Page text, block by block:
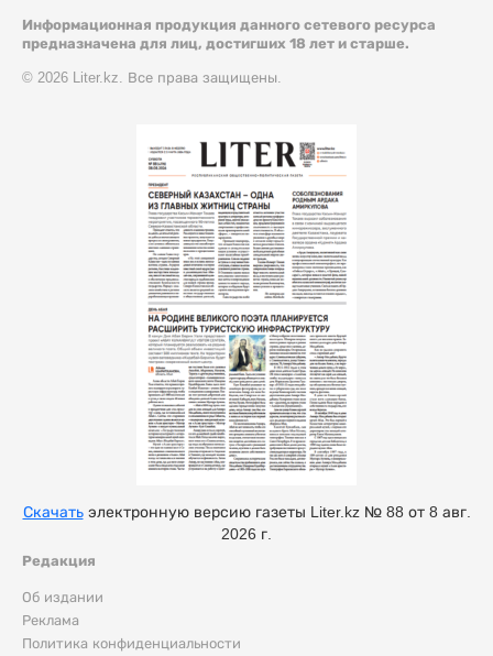
Информационная продукция данного сетевого ресурса
предназначена для лиц, достигших 18 лет и старше.
© 2026 Liter.kz. Все права защищены.
Редакция
Об издании
Реклама
Политика конфиденциальности
Скачатьэлектронную версию газеты Liter.kz № 88 от 8 авг.
2026 г.